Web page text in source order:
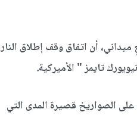
أن اتفاق وقف إطلاق النار
تايمز " الأميركية.
الصواريخ قصيرة المدى التي